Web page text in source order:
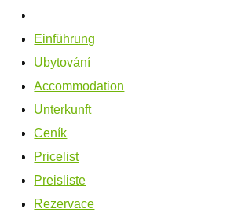
Einführung
Ubytování
Accommodation
Unterkunft
Ceník
Pricelist
Preisliste
Rezervace